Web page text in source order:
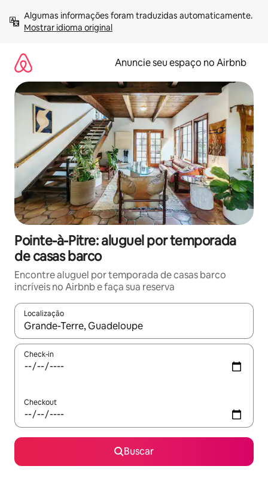
para
Mostrar idioma original
Anuncie seu espaço no Airbnb
Pointe-à-Pitre: aluguel por temporada
de casas barco
Encontre aluguel por temporada de casas barco
incríveis no Airbnb e faça sua reserva
Localização
Quando os resultados estiverem disponíveis, explore-os
Check-in
Checkout
Buscar